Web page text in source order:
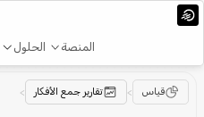
المنصة الحلول
قياس > تقارير جمع الأفكار >